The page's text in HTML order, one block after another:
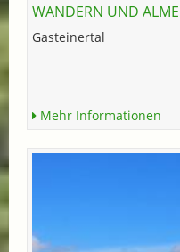
WANDERN UND
Gasteinertal
Mehr Informationen